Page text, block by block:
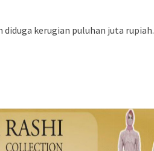
diduga kerugian puluhan juta rupiah.